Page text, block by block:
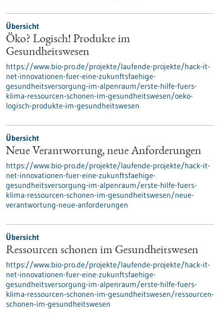
Übersicht
Öko? Logisch! Produkte im
Gesundheitswesen
https://www.bio-pro.de/projekte/laufende-projekte/hack-it-
net-innovationen-fuer-eine-zukunftsfaehige-
gesundheitsversorgung-im-alpenraum/erste-hilfe-fuers-
klima-ressourcen-schonen-im-gesundheitswesen/oeko-
logisch-produkte-im-gesundheitswesen
Übersicht
Neue Verantwortung, neue Anforderungen
https://www.bio-pro.de/projekte/laufende-projekte/hack-it-
net-innovationen-fuer-eine-zukunftsfaehige-
gesundheitsversorgung-im-alpenraum/erste-hilfe-fuers-
klima-ressourcen-schonen-im-gesundheitswesen/neue-
verantwortung-neue-anforderungen
Übersicht
Ressourcen schonen im Gesundheitswesen
https://www.bio-pro.de/projekte/laufende-projekte/hack-it-
net-innovationen-fuer-eine-zukunftsfaehige-
gesundheitsversorgung-im-alpenraum/erste-hilfe-fuers-
klima-ressourcen-schonen-im-gesundheitswesen/ressourcen-
schonen-im-gesundheitswesen